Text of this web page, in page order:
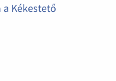
Kékestető